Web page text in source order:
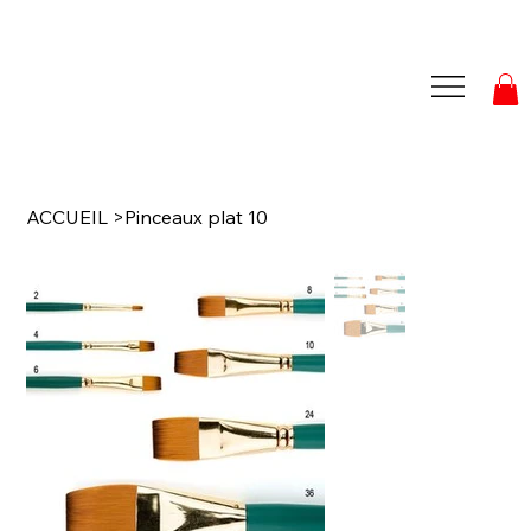
ACCUEIL >Pinceaux plat 10